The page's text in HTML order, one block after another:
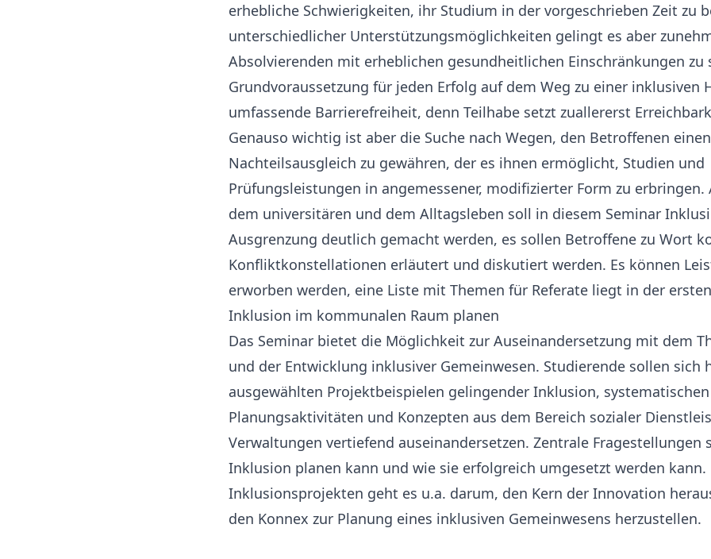
erhebliche Schwierigkeiten, ihr Studium in der vorgeschrieben Zeit zu
unterschiedlicher Unterstützungsmöglichkeiten gelingt es aber
Absolvierenden mit erheblichen gesundheitlichen Einschränkungen zu
Grundvoraussetzung für jeden Erfolg auf dem Weg zu einer inklusiven
umfassende Barrierefreiheit, denn Teilhabe setzt zuallererst
Genauso wichtig ist aber die Suche nach Wegen, den Betroffenen
Nachteilsausgleich zu gewähren, der es ihnen ermöglicht, Studien und
Prüfungsleistungen in angemessener, modifizierter Form zu erbringen.
dem universitären und dem Alltagsleben soll in diesem Seminar
Ausgrenzung deutlich gemacht werden, es sollen Betroffene zu Wort
Konfliktkonstellationen erläutert und diskutiert werden. Es können
erworben werden, eine Liste mit Themen für Referate liegt in der
Inklusion im kommunalen Raum planen
Das Seminar bietet die Möglichkeit zur Auseinandersetzung mit dem
und der Entwicklung inklusiver Gemeinwesen. Studierende sollen sich
ausgewählten Projektbeispielen gelingender Inklusion, systematischen
Planungsaktivitäten und Konzepten aus dem Bereich sozialer
Verwaltungen vertiefend auseinandersetzen. Zentrale Fragestellungen
Inklusion planen kann und wie sie erfolgreich umgesetzt werden kann.
Inklusionsprojekten geht es u.a. darum, den Kern der Innovation
den Konnex zur Planung eines inklusiven Gemeinwesens herzustellen.